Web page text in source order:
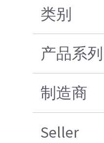
类别
产品系列
制造商
Seller